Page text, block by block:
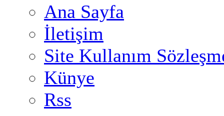
Ana Sayfa
İletişim
Site Kullanım
Künye
Rss